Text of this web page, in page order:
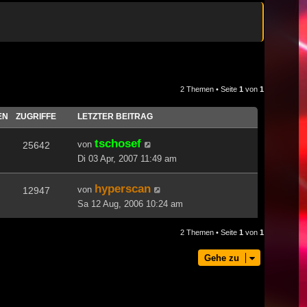
2 Themen • Seite 1 von 1
ZUGRIFFE LETZTER BEITRAG
25642 von tschosef
Di 03 Apr, 2007 11:49 am
12947 von hyperscan
Sa 12 Aug, 2006 10:24 am
2 Themen • Seite 1 von 1
Gehe zu